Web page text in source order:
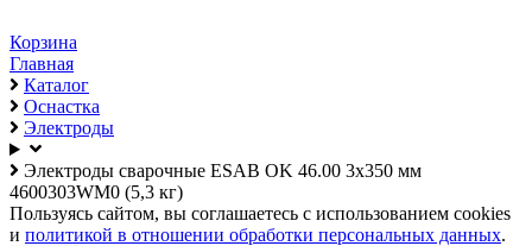
Корзина
Главная
Каталог
Оснастка
Электроды
Электроды сварочные ESAB OK 46.00 3х350 мм
4600303WM0 (5,3 кг)
Пользуясь сайтом, вы соглашаетесь с использованием cookies
и политикой в отношении обработки персональных данных.